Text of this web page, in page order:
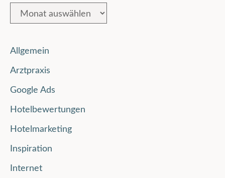
Allgemein
Arztpraxis
Google Ads
Hotelbewertungen
Hotelmarketing
Inspiration
Internet